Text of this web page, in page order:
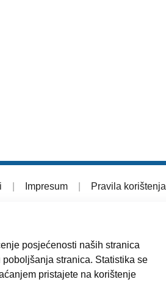
Impresum Pravila korištenja
posjećenosti naših stranica
stranica. Statistika se
pristajete na korištenje